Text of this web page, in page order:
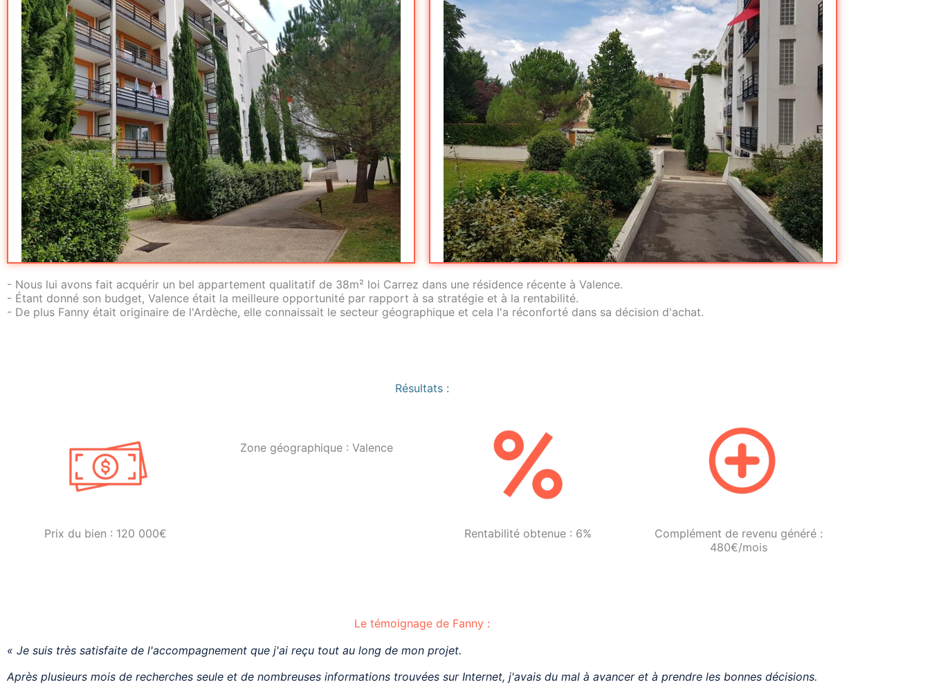
- Nous lui avons fait acquérir un bel appartement qualitatif de 38m² loi Carrez dans une résidence récente à Valence.
- Étant donné son budget, Valence était la meilleure opportunité par rapport à sa stratégie et à la rentabilité.
- De plus Fanny était originaire de l'Ardèche, elle connaissait le secteur géographique et cela l'a réconforté dans sa décision d'achat.
Résultats :
Prix du bien : 120 000€
Zone géographique : Valence
Rentabilité obtenue : 6%
Complément de revenu généré :
480€/mois
Le témoignage de Fanny :
« Je suis très satisfaite de l'accompagnement que j'ai reçu tout au long de mon projet.
Après plusieurs mois de recherches seule et de nombreuses informations trouvées sur Internet, j'avais du mal à avancer et à prendre les bonnes décisions.